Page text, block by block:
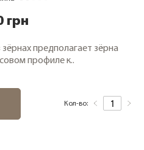
грн
предполагает зёрна
профиле к..
Кол-во: